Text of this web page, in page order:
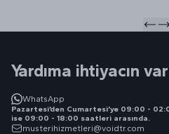
Yardıma ihtiyacın var
WhatsApp
Pazartesi’den Cumartesi’ye 09:00 -
ise 09:00 - 18:00 saatleri arasında.
musterihizmetleri@voidtr.com